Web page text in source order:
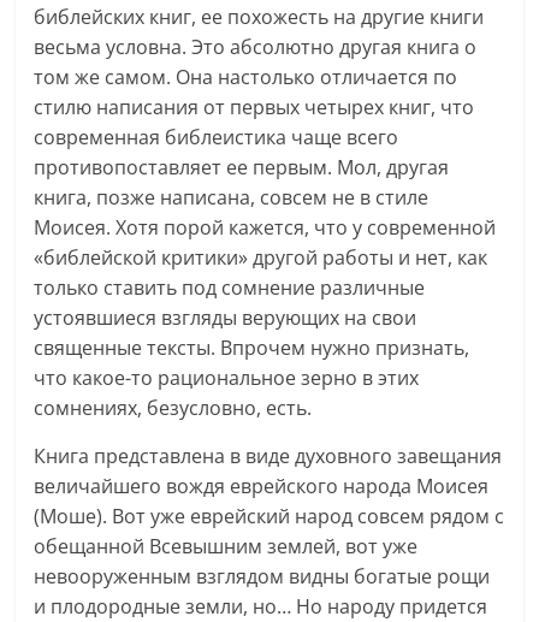
библейских книг, ее похожесть на другие книги
весьма условна. Это абсолютно другая книга о
том же самом. Она настолько отличается по
стилю написания от первых четырех книг, что
современная библеистика чаще всего
противопоставляет ее первым. Мол, другая
книга, позже написана, совсем не в стиле
Моисея. Хотя порой кажется, что у современной
«библейской критики» другой работы и нет, как
только ставить под сомнение различные
устоявшиеся взгляды верующих на свои
священные тексты. Впрочем нужно признать,
что какое-то рациональное зерно в этих
сомнениях, безусловно, есть.
Книга представлена в виде духовного завещания
величайшего вождя еврейского народа Моисея
(Моше). Вот уже еврейский народ совсем рядом с
обещанной Всевышним землей, вот уже
невооруженным взглядом видны богатые рощи
и плодородные земли, но… Но народу придется